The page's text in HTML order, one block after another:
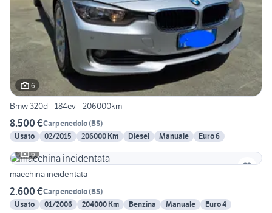
6
Bmw 320d - 184cv - 206000km
8.500 €Carpenedolo(BS)
Usato
02/2015 206000 Km Diesel Manuale
Euro 6
6
macchina incidentata
2.600 €Carpenedolo(BS)
Usato
01/2006 204000 Km Benzina Manuale Euro 4